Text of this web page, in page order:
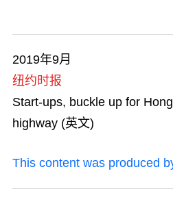
2019年9月
纽约时报
Start-ups, buckle up for
highway (英文)
This content was produced